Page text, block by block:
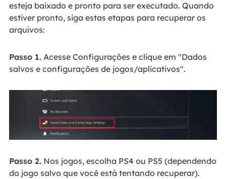
esteja baixado e pronto para ser executado. Quando
estiver pronto, siga estas etapas para recuperar os
arquivos:
Passo 1.Acesse Configurações e clique em "Dados
salvos e configurações de jogos/aplicativos".
Passo 2.Nos jogos, escolha PS4 ou PS5 (dependendo
do jogo salvo que você está tentando recuperar).